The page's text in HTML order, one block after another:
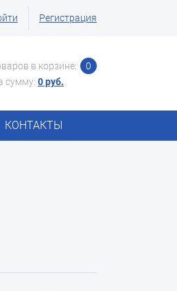
Регистрация
в корзине:
0
сумму: 0 руб.
КОНТАКТЫ